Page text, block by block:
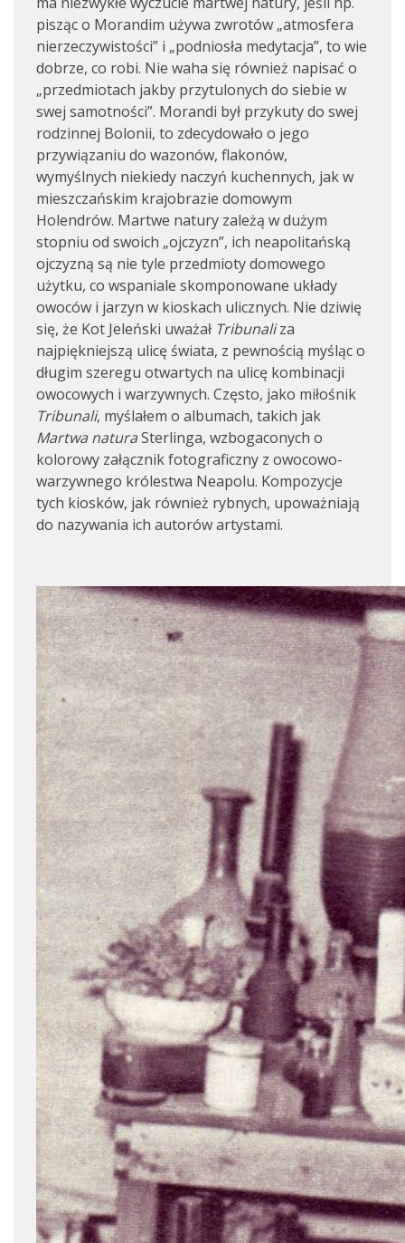
pisząc o Morandim używa zwrotów „atmosfera
nierzeczywistości” i „podniosła medytacja”, to wie
dobrze, co robi. Nie waha się również napisać o
„przedmiotach jakby przytulonych do siebie w
swej samotności”. Morandi był przykuty do swej
rodzinnej Bolonii, to zdecydowało o jego
przywiązaniu do wazonów, flakonów,
wymyślnych niekiedy naczyń kuchennych, jak w
mieszczańskim krajobrazie domowym
Holendrów. Martwe natury zależą w dużym
stopniu od swoich „ojczyzn”, ich neapolitańską
ojczyzną są nie tyle przedmioty domowego
użytku, co wspaniale skomponowane układy
owoców i jarzyn w kioskach ulicznych. Nie dziwię
się, że Kot Jeleński uważał Tribunaliza
najpiękniejszą ulicę świata, z pewnością myśląc o
długim szeregu otwartych na ulicę kombinacji
owocowych i warzywnych. Często, jako miłośnik
Tribunali, myślałem o albumach, takich jak
Martwa naturaSterlinga, wzbogaconych o
kolorowy załącznik fotograficzny z owocowo-
warzywnego królestwa Neapolu. Kompozycje
tych kiosków, jak również rybnych, upoważniają
do nazywania ich autorów artystami.